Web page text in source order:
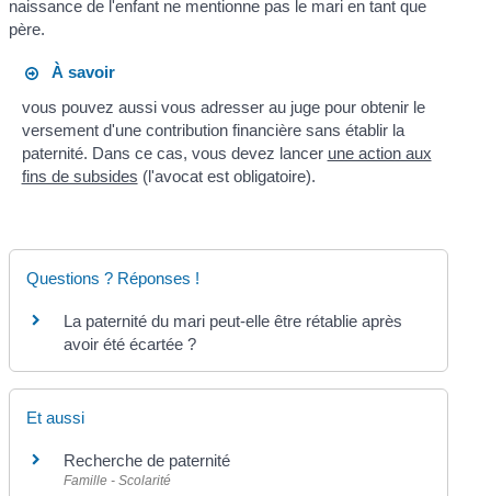
naissance de l'enfant ne mentionne pas le mari en tant que
père.
À savoir
vous pouvez aussi vous adresser au juge pour obtenir le
versement d'une contribution financière sans établir la
paternité. Dans ce cas, vous devez lancer une action aux
fins de subsides (l'avocat est obligatoire).
Questions ? Réponses !
La paternité du mari peut-elle être rétablie après
avoir été écartée ?
Et aussi
Recherche de paternité
Famille - Scolarité